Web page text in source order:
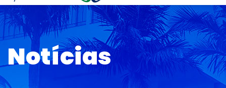
Notícias